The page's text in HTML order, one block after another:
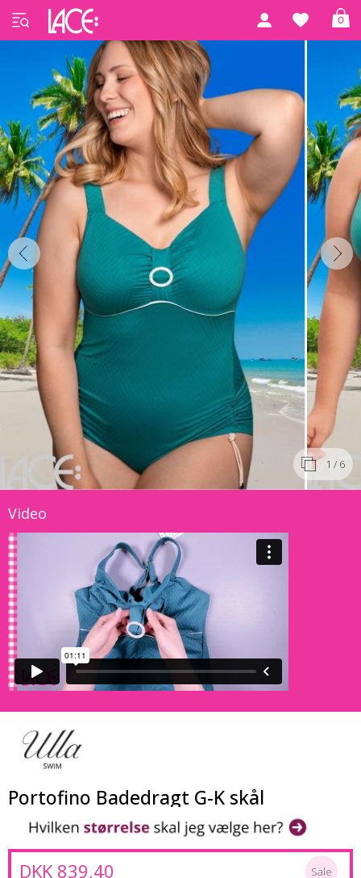
0
Forside Ulla Swim
1 / 6
Video
Portofino Badedragt G-K skål
DKK 839,40 Sale